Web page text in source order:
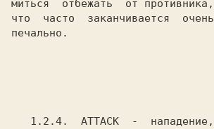
миться  отбежать  от противника,
что  часто  заканчивается  очень
печально.
1.2.4.
  ATTACK
  -  нападение,